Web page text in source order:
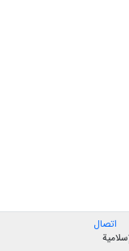
اتصال